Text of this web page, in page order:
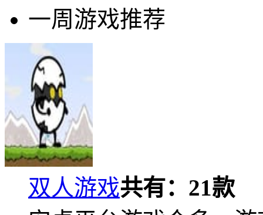
一周游戏推荐
双人游戏共有： 21款